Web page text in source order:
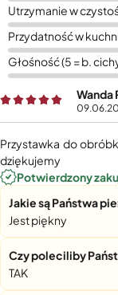
Utrzymanie w
Przydatność w
Głośność (5 = b.
Wanda
Przystawka do
dziękujemy
Potwierdzony
Jakie są Państwa
Jest piękny
Czy poleciliby
TAK